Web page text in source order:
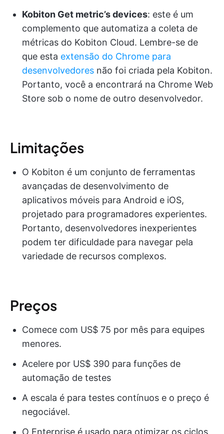
Kobiton Get metric’s devices: este é um
complemento que automatiza a coleta de
métricas do Kobiton Cloud. Lembre-se de
que esta extensão do Chrome para
desenvolvedores não foi criada pela Kobiton.
Portanto, você a encontrará na Chrome Web
Store sob o nome de outro desenvolvedor.
Limitações
O Kobiton é um conjunto de ferramentas
avançadas de desenvolvimento de
aplicativos móveis para Android e iOS,
projetado para programadores experientes.
Portanto, desenvolvedores inexperientes
podem ter dificuldade para navegar pela
variedade de recursos complexos.
Preços
Comece com US$ 75 por mês para equipes
menores.
Acelere por US$ 390 para funções de
automação de testes
A escala é para testes contínuos e o preço é
negociável.
O Enterprise é usado para otimizar os ciclos